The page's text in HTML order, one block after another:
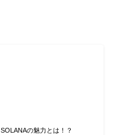
SOLANAの魅力とは！？